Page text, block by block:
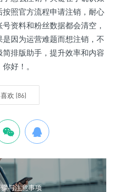
照官方流程申请注销，耐心
资料和粉丝数据都会清空，
因为运营难题而想注销，不
排版助手，提升效率和内容
好！。
喜欢 (86)
与注意事项